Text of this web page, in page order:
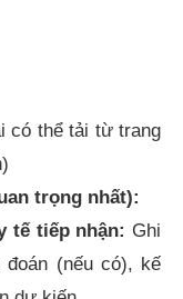
có thể tải từ trang
trọng nhất):
tế tiếp nhận: Ghi
đoán (nếu có), kế